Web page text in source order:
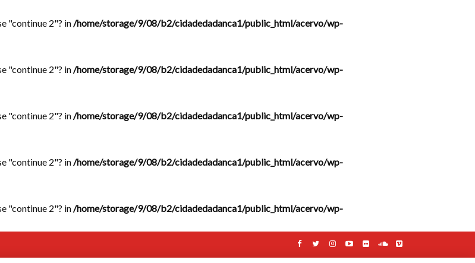
"continue 2"? in/home/storage/9/08/b2/cidadedadanca1/public_html/acervo/wp-
"continue 2"? in/home/storage/9/08/b2/cidadedadanca1/public_html/acervo/wp-
"continue 2"? in/home/storage/9/08/b2/cidadedadanca1/public_html/acervo/wp-
"continue 2"? in/home/storage/9/08/b2/cidadedadanca1/public_html/acervo/wp-
"continue 2"? in/home/storage/9/08/b2/cidadedadanca1/public_html/acervo/wp-